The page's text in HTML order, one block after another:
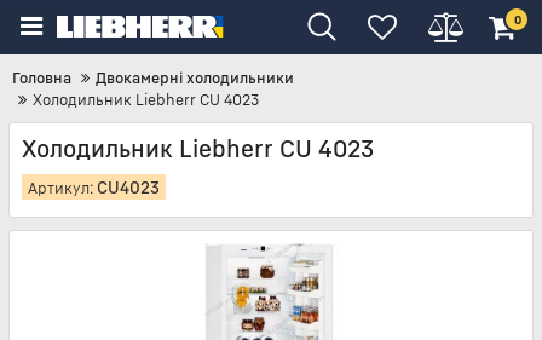
0
Головна
Двокамерні холодильники
Холодильник Liebherr CU 4023
Холодильник Liebherr CU 4023
Артикул: CU4023